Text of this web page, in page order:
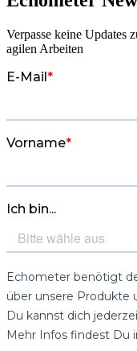
Verpasse keine Updates
agilen Arbeiten